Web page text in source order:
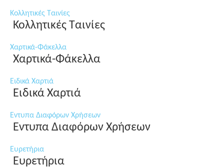
Κολλητικές Ταινίες
Κολλητικές Ταινίες
Χαρτικά-Φάκελλα
Χαρτικά-Φάκελλα
Ειδικά Χαρτιά
Ειδικά Χαρτιά
Εντυπα Διαφόρων Χρήσεων
Εντυπα Διαφόρων Χρήσεων
Ευρετήρια
Ευρετήρια